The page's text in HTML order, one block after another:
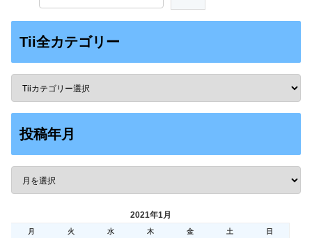
Tii全カテゴリー
投稿年月
2021年1月
月 火 水 木 金 土
日